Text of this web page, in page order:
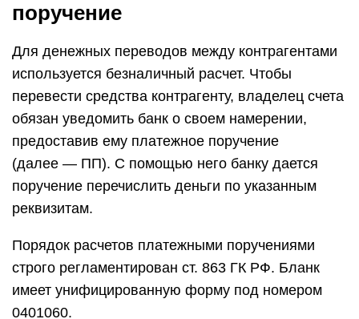
поручение
Для денежных переводов между контрагентами
используется безналичный расчет. Чтобы
перевести средства контрагенту, владелец счета
обязан уведомить банк о своем намерении,
предоставив ему платежное поручение
(далее — ПП). С помощью него банку дается
поручение перечислить деньги по указанным
реквизитам.
Порядок расчетов платежными поручениями
строго регламентирован ст. 863 ГК РФ. Бланк
имеет унифицированную форму под номером
0401060.